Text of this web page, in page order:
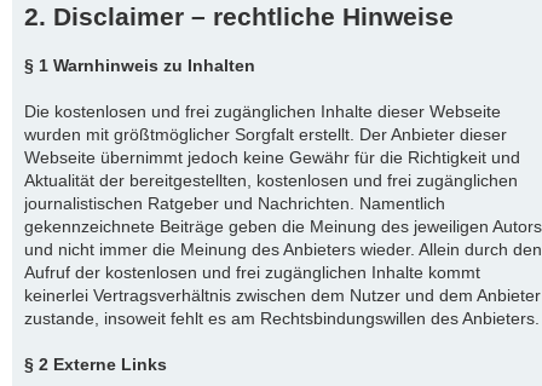
2. Disclaimer – rechtliche Hinweise
§ 1 Warnhinweis zu Inhalten
Die kostenlosen und frei zugänglichen Inhalte dieser Webseite
wurden mit größtmöglicher Sorgfalt erstellt. Der Anbieter dieser
Webseite übernimmt jedoch keine Gewähr für die Richtigkeit und
Aktualität der bereitgestellten, kostenlosen und frei zugänglichen
journalistischen Ratgeber und Nachrichten. Namentlich
gekennzeichnete Beiträge geben die Meinung des jeweiligen Autors
und nicht immer die Meinung des Anbieters wieder. Allein durch den
Aufruf der kostenlosen und frei zugänglichen Inhalte kommt
keinerlei Vertragsverhältnis zwischen dem Nutzer und dem Anbieter
zustande, insoweit fehlt es am Rechtsbindungswillen des Anbieters.
§ 2 Externe Links